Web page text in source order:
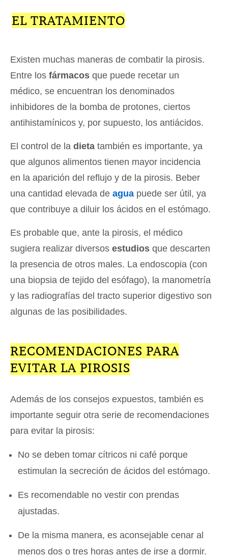
EL TRATAMIENTO
Existen muchas maneras de combatir la pirosis.
Entre los fármacos que puede recetar un
médico, se encuentran los denominados
inhibidores de la bomba de protones, ciertos
antihistamínicos y, por supuesto, los antiácidos.
El control de la dieta también es importante, ya
que algunos alimentos tienen mayor incidencia
en la aparición del reflujo y de la pirosis. Beber
una cantidad elevada de agua puede ser útil, ya
que contribuye a diluir los ácidos en el estómago.
Es probable que, ante la pirosis, el médico
sugiera realizar diversos estudios que descarten
la presencia de otros males. La endoscopia (con
una biopsia de tejido del esófago), la manometría
y las radiografías del tracto superior digestivo son
algunas de las posibilidades.
RECOMENDACIONES PARA
EVITAR LA PIROSIS
Además de los consejos expuestos, también es
importante seguir otra serie de recomendaciones
para evitar la pirosis:
No se deben tomar cítricos ni café porque
estimulan la secreción de ácidos del estómago.
Es recomendable no vestir con prendas
ajustadas.
De la misma manera, es aconsejable cenar al
menos dos o tres horas antes de irse a dormir.